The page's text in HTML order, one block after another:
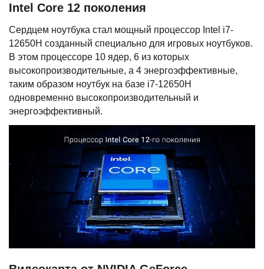
Intel Core 12 поколения
Сердцем ноутбука стал мощный процессор Intel i7-
12650H созданный специально для игровых ноутбуков.
В этом процессоре 10 ядер, 6 из которых
высокопроизводительные, а 4 энергоэффективные,
таким образом ноутбук на базе i7-12650H
одновременно высокопроизводительный и
энергоэффективный.